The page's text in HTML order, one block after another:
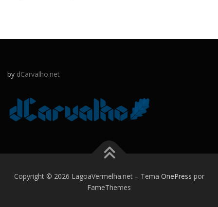
by dCarvalho.net
Copyright © 2026 LagoaVermelha.net – Tema OnePress por
FameThemes